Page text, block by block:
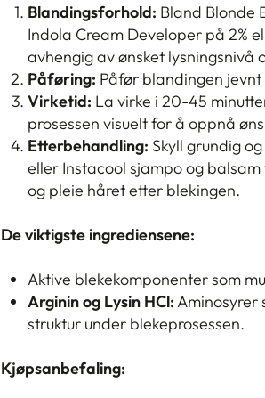
Blandingsforhold: Bland Blonde
Indola Cream Developer på 2%
avhengig av ønsket lysningsnivå
Påføring: Påfør blandingen
Virketid: La virke i 20-45
prosessen visuelt for å oppnå
Etterbehandling: Skyll grundig
eller Instacool sjampo og
og pleie håret etter blekingen.
De viktigste ingrediensene:
Aktive blekekomponenter som
Arginin og Lysin HCl: Aminosyrer
struktur under blekeprosessen.
Kjøpsanbefaling: